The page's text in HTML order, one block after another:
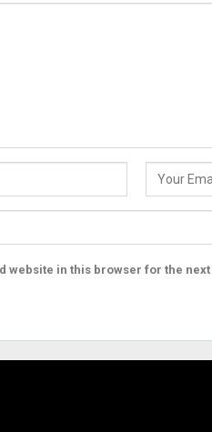
website in this browser for the